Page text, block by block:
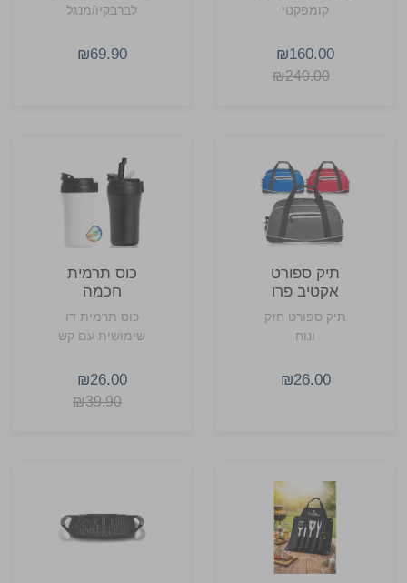
קומפקטי
₪160.00
₪240.00
לברבקיו/מנגל
₪69.90
תיק ספורט
אקטיב פרו
תיק ספורט חזק
ונוח
₪26.00
כוס תרמית
חכמה
כוס תרמית דו
שימושית עם קש
₪26.00
₪39.90